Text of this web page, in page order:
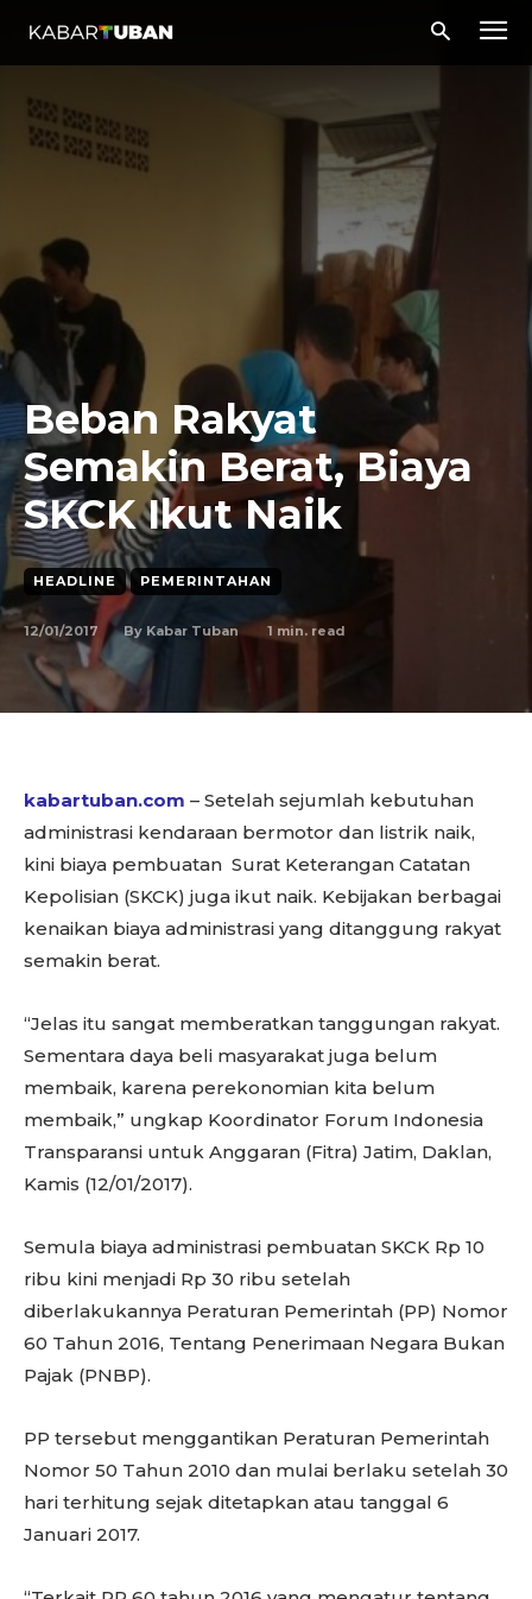
Beban Rakyat
Semakin Berat, Biaya
SKCK Ikut Naik
HEADLINE PEMERINTAHAN
12/01/2017 By Kabar Tuban 1 min. read
kabartuban.com – Setelah sejumlah kebutuhan
administrasi kendaraan bermotor dan listrik naik,
kini biaya pembuatan Surat Keterangan Catatan
Kepolisian (SKCK) juga ikut naik. Kebijakan berbagai
kenaikan biaya administrasi yang ditanggung rakyat
semakin berat.
“Jelas itu sangat memberatkan tanggungan rakyat.
Sementara daya beli masyarakat juga belum
membaik, karena perekonomian kita belum
membaik,” ungkap Koordinator Forum Indonesia
Transparansi untuk Anggaran (Fitra) Jatim, Daklan,
Kamis (12/01/2017).
Semula biaya administrasi pembuatan SKCK Rp 10
ribu kini menjadi Rp 30 ribu setelah
diberlakukannya Peraturan Pemerintah (PP) Nomor
60 Tahun 2016, Tentang Penerimaan Negara Bukan
Pajak (PNBP).
PP tersebut menggantikan Peraturan Pemerintah
Nomor 50 Tahun 2010 dan mulai berlaku setelah 30
hari terhitung sejak ditetapkan atau tanggal 6
Januari 2017.